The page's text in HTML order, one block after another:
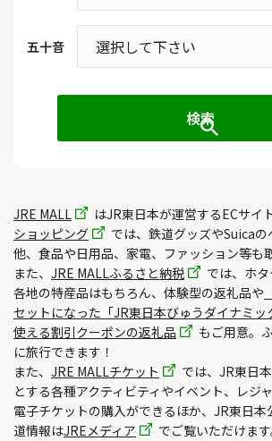
五十音
JRE MALL はJR東日本が運営するECサイ
ショッピング
では、鉄道グッズやSuica
他、食品や日用品、家電、ファッション等も
また、 JRE MALLふるさと納税
では、ホ
各地の特産品はもちろん、体験型の返礼品や
セットになった「JR東日本びゅうダイナミッ
使える割引クーポンの返礼品
もご用意。
に旅行できます！
また、 JRE MALLチケット
では、JR東日
とする各種アクティビティやイベント、レジ
電子チケットの購入ができるほか、JR東日
道情報はJREメディア でご覧いただけます